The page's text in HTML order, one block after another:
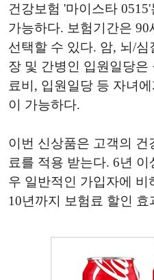
건강보험 '마이스타
가능하다. 보험기간은
선택할 수 있다. 암, 뇌/
장 및 간병인 입원일당은
료비, 입원일당 등 자녀
이 가능하다.
이번 신상품은 고객의 건
료를 적용 받는다. 6년
우 일반적인 가입자에
10년까지 보험료 할인 효